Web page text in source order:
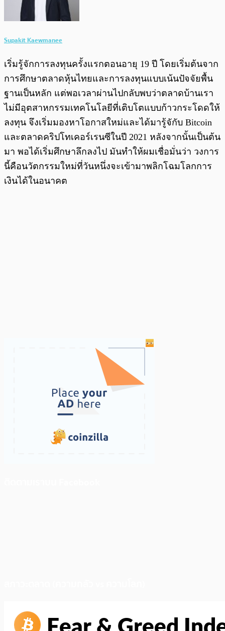
Supakit Kaewmanee
เริ่มรู้จักการลงทุนครั้งแรกตอนอายุ 19 ปี โดยเริ่มต้นจาก
การศึกษาตลาดหุ้นไทยและการลงทุนแบบเน้นปัจจัยพื้น
ฐานเป็นหลัก แต่พอเวลาผ่านไปกลับพบว่าตลาดบ้านเรา
ไม่มีอุตสาหกรรมเทคโนโลยีที่เติบโตแบบก้าวกระโดดให้
ลงทุน จึงเริ่มมองหาโอกาสใหม่และได้มารู้จักับ Bitcoin
และตลาดคริปโทเคอร์เรนซีในปี 2021 หลังจากนั้นเป็นต้น
มา พอได้เริ่มศึกษาลึกลงไป มันทำให้ผมเชื่อมั่นว่า วงการ
นี้คือนวัตกรรมใหม่ที่วันหนึ่งจะเข้ามาพลิกโฉมโลกการ
เงินได้ในอนาคต